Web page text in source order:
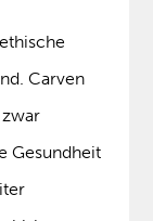
Carven
Gesundheit